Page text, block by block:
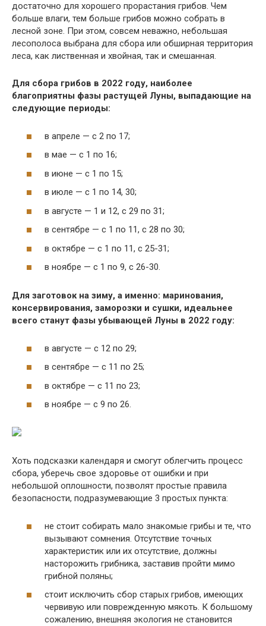
достаточно для хорошего прорастания грибов. Чем
больше влаги, тем больше грибов можно собрать в
лесной зоне. При этом, совсем неважно, небольшая
лесополоса выбрана для сбора или обширная территория
леса, как лиственная и хвойная, так и смешанная.
Для сбора грибов в 2022 году, наиболее
благоприятны фазы растущей Луны, выпадающие на
следующие периоды:
в апреле — с 2 по 17;
в мае — с 1 по 16;
в июне — с 1 по 15;
в июле — с 1 по 14, 30;
в августе — 1 и 12, с 29 по 31;
в сентябре — с 1 по 11, с 28 по 30;
в октябре — с 1 по 11, с 25-31;
в ноябре — с 1 по 9, с 26-30.
Для заготовок на зиму, а именно: маринования,
консервирования, заморозки и сушки, идеальнее
всего станут фазы убывающей Луны в 2022 году:
в августе — с 12 по 29;
в сентябре — с 11 по 25;
в октябре — с 11 по 23;
в ноябре — с 9 по 26.
Хоть подсказки календаря и смогут облегчить процесс
сбора, уберечь свое здоровье от ошибки и при
небольшой оплошности, позволят простые правила
безопасности, подразумевающие 3 простых пункта:
не стоит собирать мало знакомые грибы и те, что
вызывают сомнения. Отсутствие точных
характеристик или их отсутствие, должны
насторожить грибника, заставив пройти мимо
грибной поляны;
стоит исключить сбор старых грибов, имеющих
червивую или поврежденную мякоть. К большому
сожалению, внешняя экология не становится